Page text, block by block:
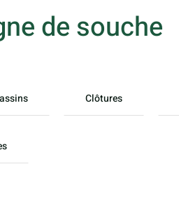
de souche
Clôtures